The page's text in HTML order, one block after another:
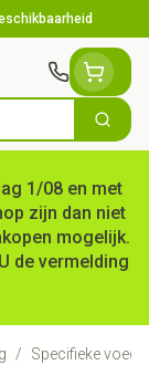
Zoek
1/08 en met
zijn dan niet
mogelijk.
de vermelding
/ Specifieke